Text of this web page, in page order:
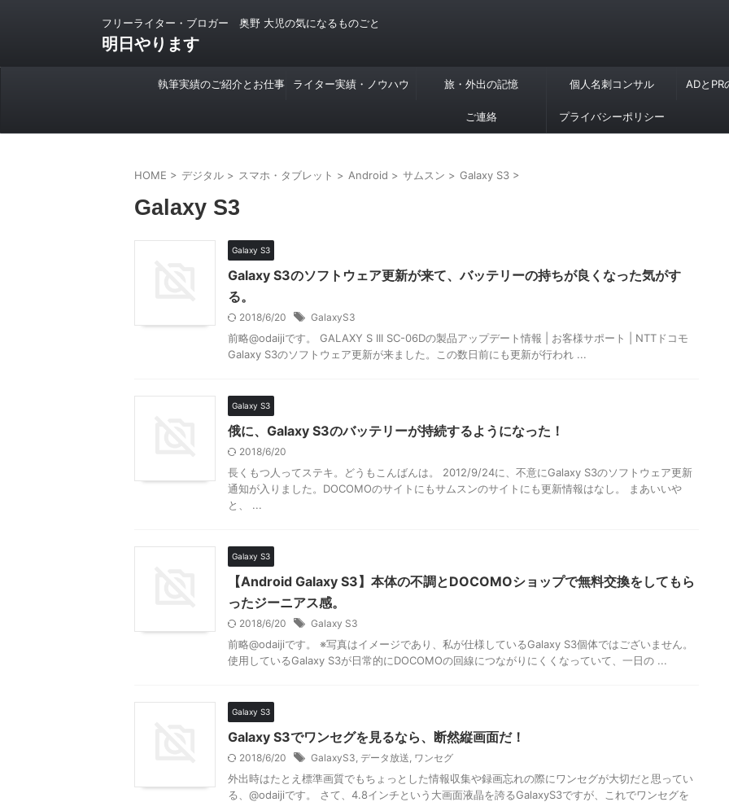
フリーライター・ブロガー 奥野 大児の気になるものごと
明日やります
執筆実績のご紹介とお仕事 ライター実績・ノウハウ 旅・外出の記憶 個人名刺コンサル ADとPR
ご連絡 プライバシーポリシー
HOME > デジタル > スマホ・タブレット > Android > サムスン > Galaxy S3 >
Galaxy S3
Galaxy S3
Galaxy S3のソフトウェア更新が来て、バッテリーの持ちが良くなった気がす
る。
2018/6/20 GalaxyS3
前略@odaijiです。 GALAXY S III SC-06Dの製品アップデート情報 | お客様サポート | NTTドコモ
Galaxy S3のソフトウェア更新が来ました。この数日前にも更新が行われ ...
Galaxy S3
俄に、Galaxy S3のバッテリーが持続するようになった！
2018/6/20
長くもつ人ってステキ。どうもこんばんは。 2012/9/24に、不意にGalaxy S3のソフトウェア更新
通知が入りました。DOCOMOのサイトにもサムスンのサイトにも更新情報はなし。 まあいいや
と、 ...
Galaxy S3
【Android Galaxy S3】本体の不調とDOCOMOショップで無料交換をしてもら
ったジーニアス感。
2018/6/20 Galaxy S3
前略@odaijiです。 ※写真はイメージであり、私が仕様しているGalaxy S3個体ではございません。
使用しているGalaxy S3が日常的にDOCOMOの回線につながりにくくなっていて、一日の ...
Galaxy S3
Galaxy S3でワンセグを見るなら、断然縦画面だ！
2018/6/20 GalaxyS3, データ放送, ワンセグ
外出時はたとえ標準画質でもちょっとした情報収集や録画忘れの際にワンセグが大切だと思ってい
る、@odaijiです。 さて、4.8インチという大画面液晶を誇るGalaxyS3ですが、これでワンセグを